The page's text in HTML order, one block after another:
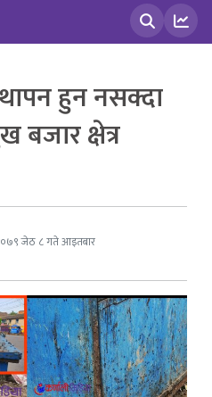
हुन नसक्दा
बजार क्षेत्र
जेठ ८ गते आइतबार